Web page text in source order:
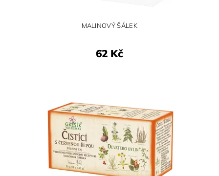
MALINOVÝ ŠÁLEK
62 Kč